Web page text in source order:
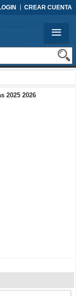
CREAR CUENTA
2025 2026